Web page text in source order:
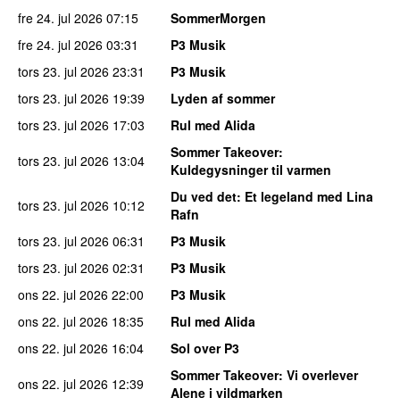
fre 24. jul 2026 07:15
SommerMorgen
fre 24. jul 2026 03:31
P3 Musik
tors 23. jul 2026 23:31
P3 Musik
tors 23. jul 2026 19:39
Lyden af sommer
tors 23. jul 2026 17:03
Rul med Alida
tors 23. jul 2026 13:04 Sommer Takeover:
Kuldegysninger til varmen
tors 23. jul 2026 10:12 Du ved det: Et legeland med Lina
Rafn
tors 23. jul 2026 06:31
P3 Musik
tors 23. jul 2026 02:31
P3 Musik
ons 22. jul 2026 22:00
P3 Musik
ons 22. jul 2026 18:35
Rul med Alida
ons 22. jul 2026 16:04
Sol over P3
ons 22. jul 2026 12:39 Sommer Takeover: Vi overlever
Alene i vildmarken